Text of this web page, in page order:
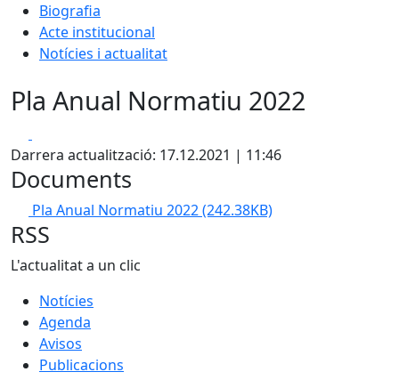
Biografia
Acte institucional
Notícies i actualitat
Pla Anual Normatiu 2022
Darrera actualització: 17.12.2021 | 11:46
Documents
Pla Anual Normatiu 2022(242.38KB)
RSS
L'actualitat a un clic
Notícies
Agenda
Avisos
Publicacions